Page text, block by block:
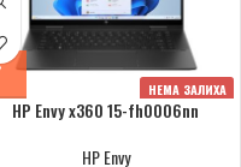
НЕМА ЗАЛИХА
HP Envy x360 15-fh0006nn
HP Envy